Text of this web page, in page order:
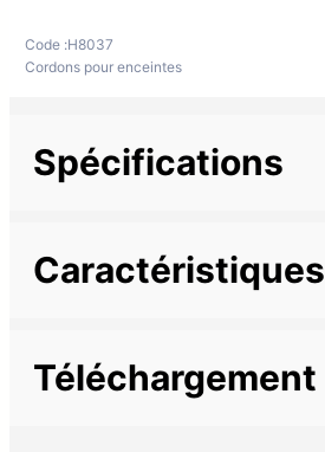
Code :H8037
Cordons pour enceintes
Spécifications
Caractéristiques
Téléchargement